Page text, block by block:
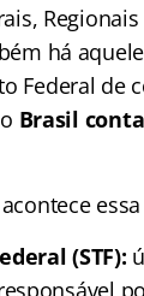
há
Federal de
Brasil
(STF):